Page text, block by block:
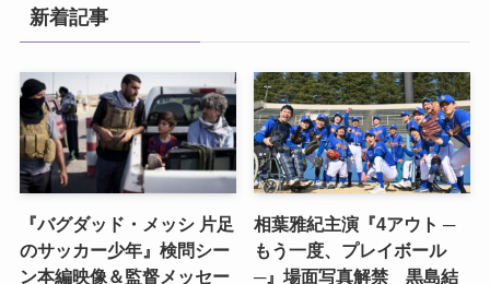
新着記事
『バグダッド・メッシ 片足
のサッカー少年』検問シー
ン本編映像＆監督メッセー
相葉雅紀主演『4アウト ─
もう一度、プレイボール
─』場面写真解禁 黒島結